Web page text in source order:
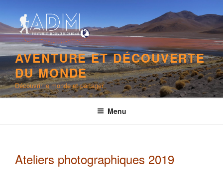
contenu
principal
AVENTURE ET DÉCOUVERTE
DU MONDE
Découvrir le monde et partager
Menu
Ateliers photographiques 2019